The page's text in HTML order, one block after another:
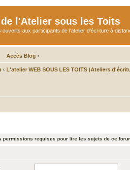
l'Atelier sous les Toits
ouverts aux participants de l'atelier d'écriture à
Accès Blog •
‹ L'atelier WEB SOUS LES TOITS (Ateliers
permissions requises pour lire les sujets de ce